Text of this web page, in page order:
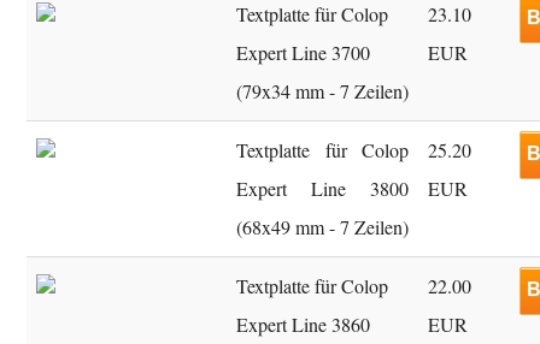
Textplatte für Colop
Expert Line 3700
(79x34 mm - 7 Zeilen)
23.10
EUR
Textplatte für Colop
Expert Line 3800
(68x49 mm - 7 Zeilen)
25.20
EUR
Textplatte für Colop
Expert Line 3860
22.00
EUR